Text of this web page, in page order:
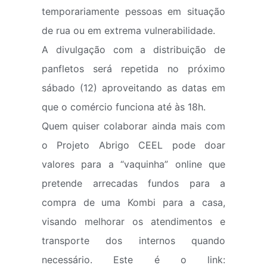
temporariamente pessoas em situação
de rua ou em extrema vulnerabilidade.
A divulgação com a distribuição de
panfletos será repetida no próximo
sábado (12) aproveitando as datas em
que o comércio funciona até às 18h.
Quem quiser colaborar ainda mais com
o Projeto Abrigo CEEL pode doar
valores para a “vaquinha” online que
pretende arrecadas fundos para a
compra de uma Kombi para a casa,
visando melhorar os atendimentos e
transporte dos internos quando
necessário. Este é o link: